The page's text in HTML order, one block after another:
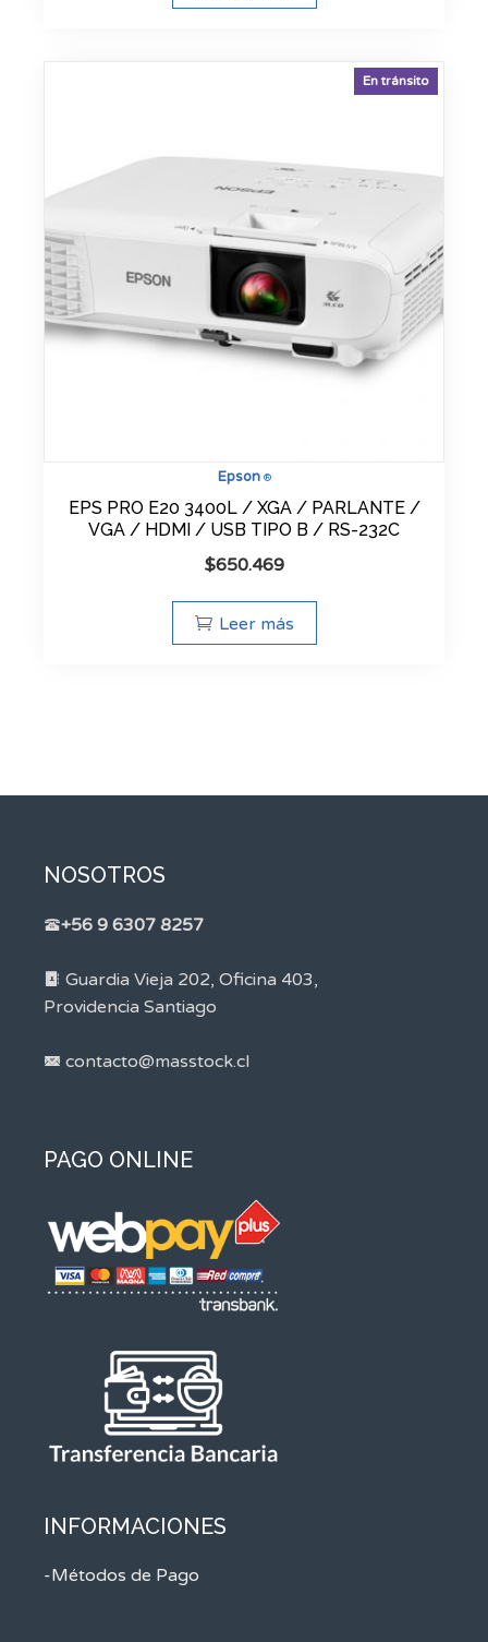
Epson®
En tránsito
EPS PRO E20 3400L / XGA / PARLANTE /
VGA / HDMI / USB TIPO B / RS-232C
$650.469
Leer más
NOSOTROS
+56 9 6307 8257
Guardia Vieja 202, Oficina 403,
Providencia Santiago
contacto@masstock.cl
PAGO ONLINE
INFORMACIONES
-Métodos de Pago